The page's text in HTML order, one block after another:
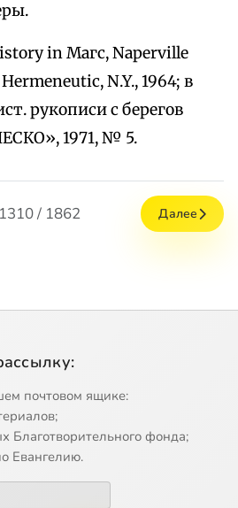
in Магc, Naperville
N.Y., 1964; в
рукописи с берегов
1971, № 5.
1310 / 1862 Далее
почтовом ящике:
Благотворительного фонда;
Евангелию.